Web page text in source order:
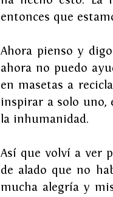
entonces que
Ahora pienso y
ahora no puedo
en masetas a
inspirar a solo uno,
la inhumanidad.
Así que volví a ver
de alado que no
mucha alegría y